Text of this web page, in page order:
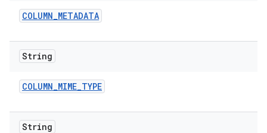
COLUMN_METADATA
String
COLUMN_MIME_TYPE
String